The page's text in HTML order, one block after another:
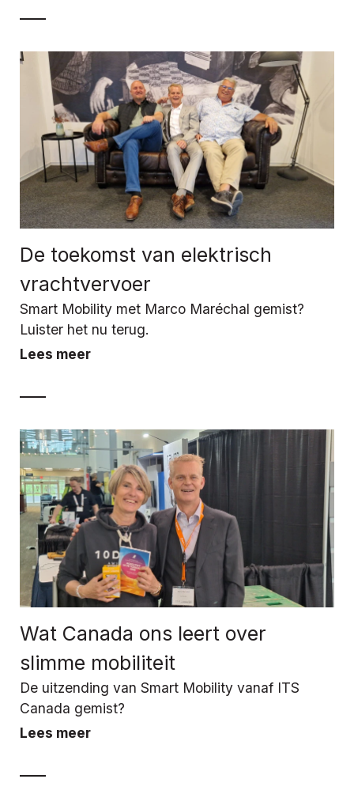
De toekomst van elektrisch
vrachtvervoer
Smart Mobility met Marco Maréchal gemist?
Luister het nu terug.
Lees meer
Wat Canada ons leert over
slimme mobiliteit
De uitzending van Smart Mobility vanaf ITS
Canada gemist?
Lees meer